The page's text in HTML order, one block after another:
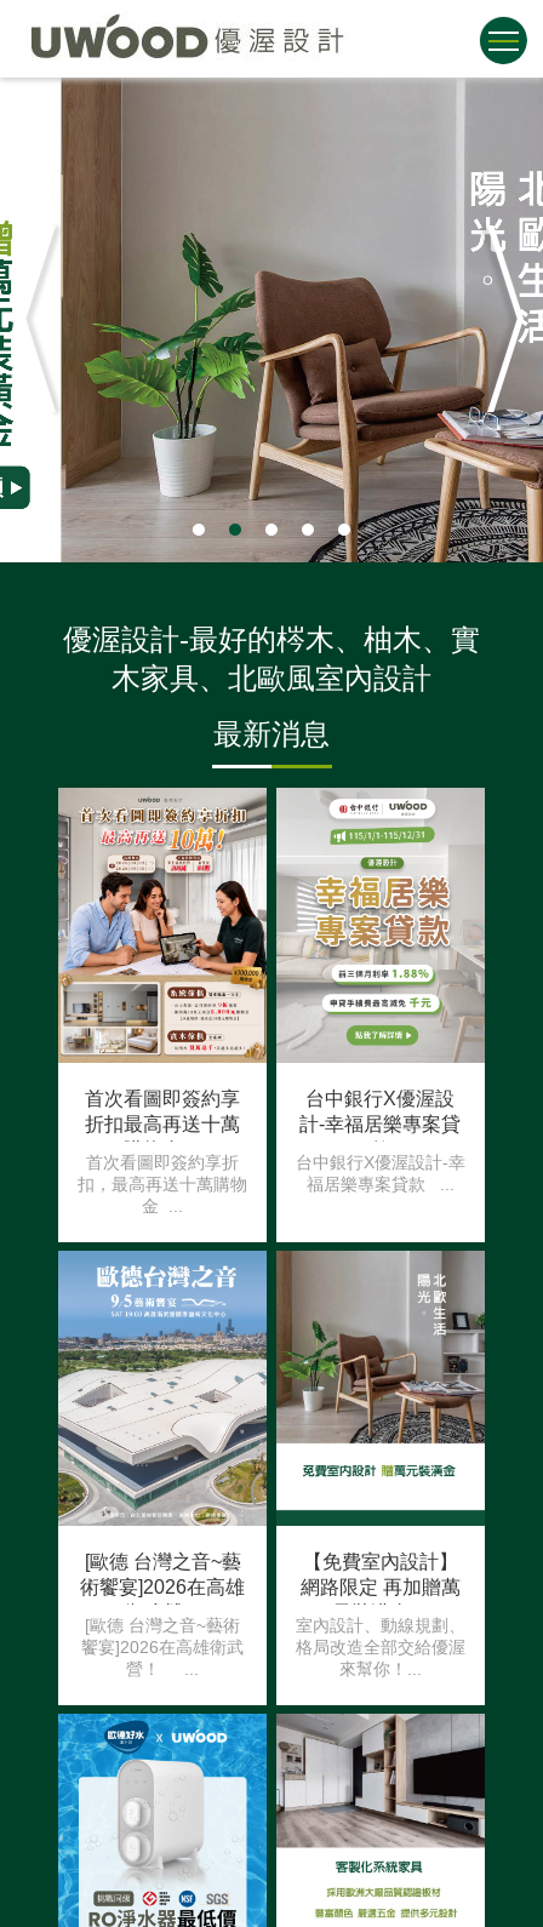
1 2 3 4 5
優渥設計-最好的梣木、柚木、實
木家具、北歐風室內設計
最新消息
首次看圖即簽約享
折扣 最高再送十萬
購物金！
首次看圖即簽約享折
扣，最高再送十萬購物
金 ...
台中銀行X優渥設
計-幸福居樂專案貸
台中銀行X優渥設計-幸
福居樂專案貸款 ...
[歐德 台灣之音~藝
術饗宴]2026在高雄
衛武營！
[歐德 台灣之音~藝術
饗宴]2026在高雄衛武
營！ ...
【免費室內設計】
網路限定 再加贈萬
元裝潢金！
室內設計、動線規劃、
格局改造全部交給優渥
來幫你！...